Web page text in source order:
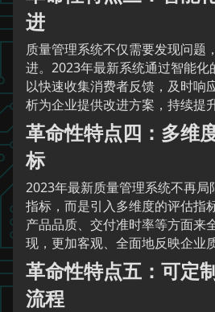
进
质量管理系统不仅需要发现问题
进。2023年最新系统通过智能化
以快速收集消费者反馈，及时响
析为企业提供改进方案，持续提
革命性特点四：多维
标
2023年最新质量管理系统不再局
指标，而是引入多维度的评估指
产品品质、交付准时率等方面来
现，更加客观、全面地反映企业
革命性特点五：可定
流程